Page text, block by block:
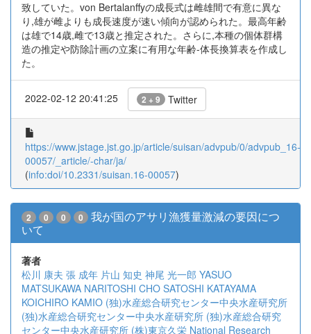
致していた。von Bertalanffyの成長式は雌雄間で有意に異な
り,雄が雌よりも成長速度が速い傾向が認められた。最高年齢
は雄で14歳,雌で13歳と推定された。さらに,本種の個体群構
造の推定や防除計画の立案に有用な年齢-体長換算表を作成し
た。
2022-02-12 20:41:25 2 + 9 Twitter
https://www.jstage.jst.go.jp/article/suisan/advpub/0/advpub_16-
00057/_article/-char/ja/
(info:doi/10.2331/suisan.16-00057)
2 0 0 0
我が国のアサリ漁獲量激減の要因につ
いて
著者
松川 康夫 張 成年 片山 知史 神尾 光一郎 YASUO
MATSUKAWA NARITOSHI CHO SATOSHI KATAYAMA
KOICHIRO KAMIO (独)水産総合研究センター中央水産研究所
(独)水産総合研究センター中央水産研究所 (独)水産総合研究
センター中央水産研究所 (株)東京久栄 National Research